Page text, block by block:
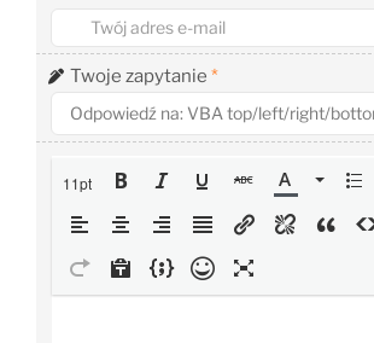
Twoje zapytanie *
11pt